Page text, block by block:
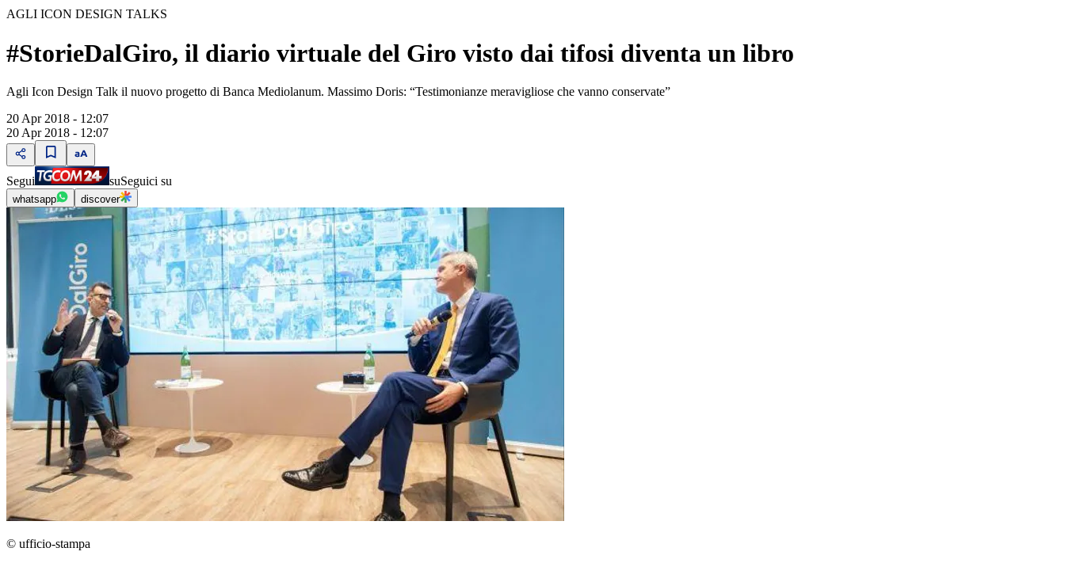
AGLI ICON DESIGN TALKS
#StorieDalGiro, il diario virtuale del Giro visto dai tifosi diventa un libro
Agli Icon Design Talk il nuovo progetto di Banca Mediolanum. Massimo Doris: “Testimonianze meravigliose che vanno conservate”
20 Apr 2018 - 12:07
20 Apr 2018 - 12:07
Segui suSeguici su
whatsapp discover
© ufficio-stampa